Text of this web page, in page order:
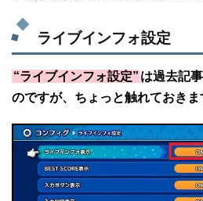
ライブインフォ設定
“ライブインフォ設定” は過去記
のですが、ちょっと触れておきま